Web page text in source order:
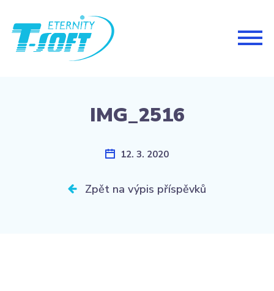
IMG_2516
12. 3. 2020
Zpět na výpis příspěvků